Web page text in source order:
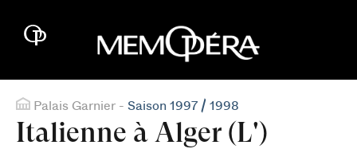
Palais Garnier - Saison 1997 / 1998
Italienne à Alger (L')